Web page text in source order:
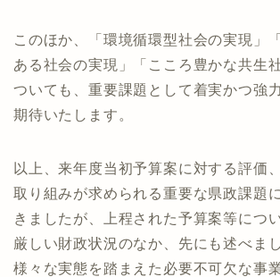
このほか、「環境循環型社会の実現」
ある社会の実現」「こころ豊かな共生
ついても、重要課題として着実かつ強
期待いたします。
以上、来年度当初予算案に対する評価
取り組みが求められる重要な県政課題
きましたが、上程された予算案等につ
厳しい財政状況のなか、先にも述べま
様々な実態を踏まえた必要不可欠な事